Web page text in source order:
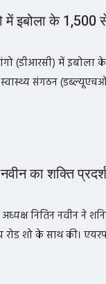
इबोला के 1,500
(डीआरसी) में इबोला
संगठन
का शक्ति
अध्यक्ष नितिन नवीन ने
शो के साथ की।